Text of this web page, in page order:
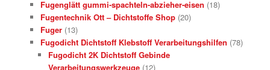
Fugenglätt gummi-spachteln-abzieher-eisen (18)
Fugentechnik Ott – Dichtstoffe Shop (20)
Fuger (13)
Fugodicht Dichtstoff Klebstoff Verarbeitungshilfen (78)
Fugodicht 2K Dichtstoff Gebinde
Verarbeitungswerkzeuge (12)